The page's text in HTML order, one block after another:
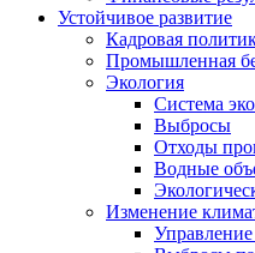
Устойчивое развитие
Кадровая
Промышленная
Экология
Система
Выбросы
Отходы
Водные
Изменение